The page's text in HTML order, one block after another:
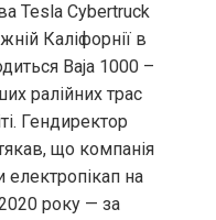
Tesla Cybertruck
Каліфорнії в
Baja 1000 –
ралійних трас
Гендиректор
що компанія
на
року — за